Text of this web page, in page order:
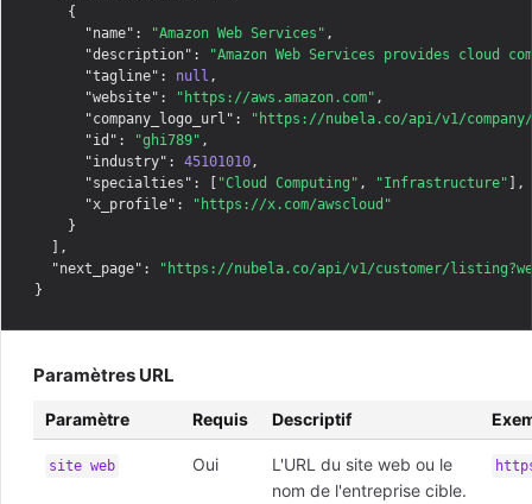
    {
"name" : "Amazon Web Services" ,
"description" :
"Amazon Web Services provides cloud
"tagline" : null ,
"website" : "https://aws.amazon.com" ,
"company_logo_url" :
"https://nubela.co/api/v1/company/
"id" : "ghi789" ,
"industry" : 45101010 ,
"specialties" : [ "Cloud Computing" , "Infrastructure" ],
"x_profile" :
"https://x.com/awscloud"
    }
  ],
"next_page" :
"https://nubela.co/api/v1/customer/
Paramètres URL
Paramètre Requis Descriptif
site web Oui
L'URL du site web ou le
nom de l'entreprise cible.